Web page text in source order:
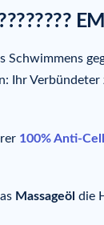
Schwimmens
Ihr Verbündeter
100% Anti-
Massageöl die